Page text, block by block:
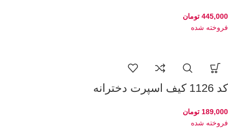
445,000 تومان
فروخته شده
کد 1126 کیف اسپرت دخترانه
189,000 تومان
فروخته شده